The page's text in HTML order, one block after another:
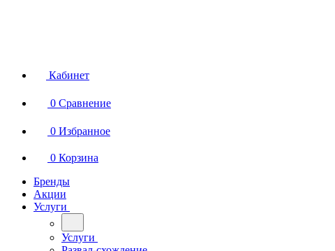
Кабинет
0 Сравнение
0 Избранное
0 Корзина
Бренды
Акции
Услуги
Услуги